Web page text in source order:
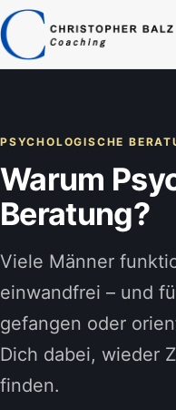
Beratung für Männer
Selbstbewusstsein
Unzufriedenheit &
Leistungsdruck &
Beziehung, Dating &
PSYCHOLOGISCHE
Warum
Beratung?
Viele Männer
einwandfrei – und
gefangen oder
Dich dabei, wieder
finden.